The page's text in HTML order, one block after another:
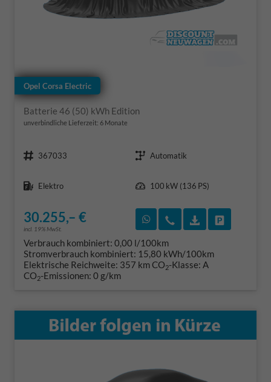
Opel Corsa Electric
Batterie 46 (50) kWh Edition
unverbindliche Lieferzeit: 6 Monate
367033
Automatik
Elektro
100 kW (136 PS)
30.255,– €
incl. 19% MwSt.
Rückruf vereinbaren
Wir rufen Sie an
Verbrauch kombiniert: 0,00 l/100km
Stromverbrauch kombiniert: 15,80 kWh/100km
Elektrische Reichweite: 357 kmCO2-Klasse: A
CO2-Emissionen: 0 g/km